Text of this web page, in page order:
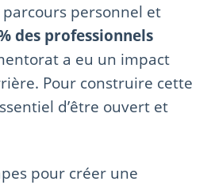
personnel et
des professionnels
a eu un impact
Pour construire cette
d’être ouvert et
pour créer une